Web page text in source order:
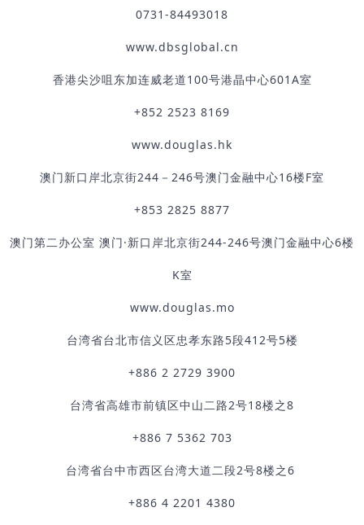
0731-84493018
www.dbsglobal.cn
香港尖沙咀东加连威老道100号港晶中心601A室
+852 2523 8169
www.douglas.hk
澳门新口岸北京街244－246号澳门金融中心16楼F室
+853 2825 8877
澳门第二办公室 澳门·新口岸北京街244-246号澳门金融中心6楼
K室
www.douglas.mo
台湾省台北市信义区忠孝东路5段412号5楼
+886 2 2729 3900
台湾省高雄市前镇区中山二路2号18楼之8
+886 7 5362 703
台湾省台中市西区台湾大道二段2号8楼之6
+886 4 2201 4380